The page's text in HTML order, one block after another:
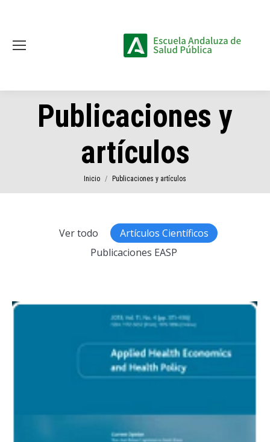
Publicaciones y
artículos
Estás aquí:
Inicio Publicaciones y artículos
Ver todo
Artículos Científicos
Publicaciones EASP